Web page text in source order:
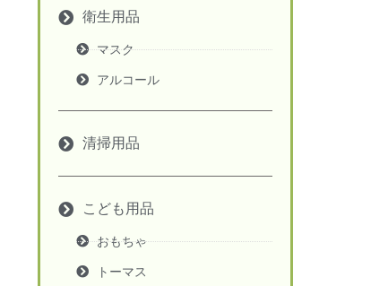
衛生用品
マスク
アルコール
清掃用品
こども用品
おもちゃ
トーマス